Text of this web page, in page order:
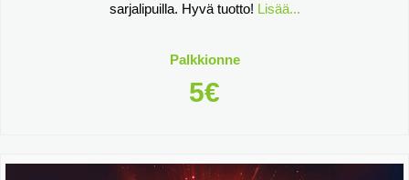
sarjalipuilla. Hyvä tuotto! Lisää...
Palkkionne
5€